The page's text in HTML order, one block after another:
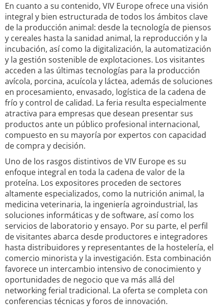
En cuanto a su contenido, VIV Europe ofrece una visión
integral y bien estructurada de todos los ámbitos clave
de la producción animal: desde la tecnología de piensos
y cereales hasta la sanidad animal, la reproducción y la
incubación, así como la digitalización, la automatización
y la gestión sostenible de explotaciones. Los visitantes
acceden a las últimas tecnologías para la producción
avícola, porcina, acuícola y láctea, además de soluciones
en procesamiento, envasado, logística de la cadena de
frío y control de calidad. La feria resulta especialmente
atractiva para empresas que desean presentar sus
productos ante un público profesional internacional,
compuesto en su mayoría por expertos con capacidad
de compra y decisión.
Uno de los rasgos distintivos de VIV Europe es su
enfoque integral en toda la cadena de valor de la
proteína. Los expositores proceden de sectores
altamente especializados, como la nutrición animal, la
medicina veterinaria, la ingeniería agroindustrial, las
soluciones informáticas y de software, así como los
servicios de laboratorio y ensayo. Por su parte, el perfil
de visitantes abarca desde productores e integradores
hasta distribuidores y representantes de la hostelería, el
comercio minorista y la investigación. Esta combinación
favorece un intercambio intensivo de conocimiento y
oportunidades de negocio que va más allá del
networking ferial tradicional. La oferta se completa con
conferencias técnicas y foros de innovación.